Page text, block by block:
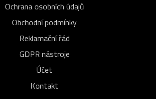
Ochrana osobních údajů
Obchodní podmínky
Reklamační řád
GDPR nástroje
Účet
Kontakt